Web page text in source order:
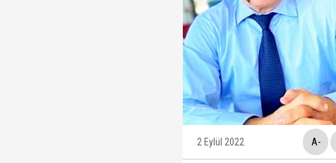
Ankara Cumhuriyet
Tahir Sarıkaya'nın
2 Eylül 2022 A-